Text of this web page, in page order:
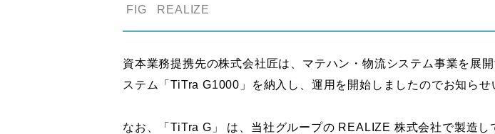
FIG REALIZE
資本業務提携先の株式会社匠は、マテハン・物流システム事業を展
ステム「TiTra G1000」を納入し、運用を開始しましたのでお知らせ
なお、「TiTra G」 は、当社グループの REALIZE 株式会社で製造し